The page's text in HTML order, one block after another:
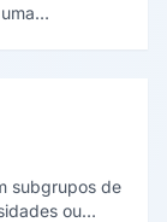
subgrupos de
ou